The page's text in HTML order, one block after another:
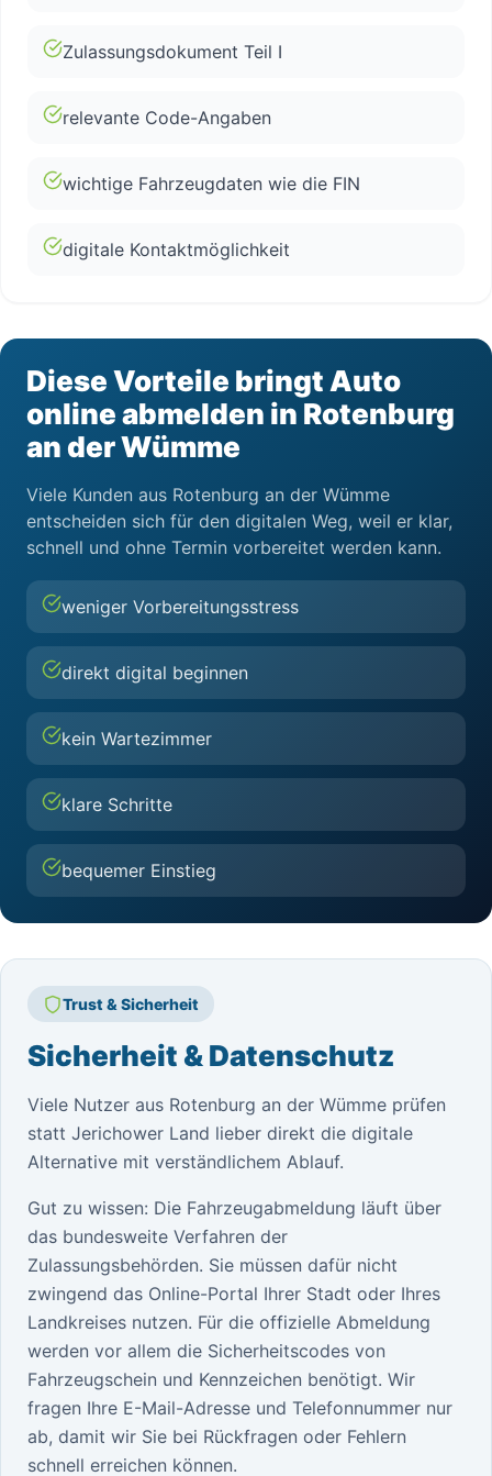
Zulassungsdokument Teil I
relevante Code-Angaben
wichtige Fahrzeugdaten wie die FIN
digitale Kontaktmöglichkeit
Diese Vorteile bringt Auto
online abmelden in Rotenburg
an der Wümme
Viele Kunden aus Rotenburg an der Wümme
entscheiden sich für den digitalen Weg, weil er klar,
schnell und ohne Termin vorbereitet werden kann.
weniger Vorbereitungsstress
direkt digital beginnen
kein Wartezimmer
klare Schritte
bequemer Einstieg
Trust & Sicherheit
Sicherheit & Datenschutz
Viele Nutzer aus Rotenburg an der Wümme prüfen
statt Jerichower Land lieber direkt die digitale
Alternative mit verständlichem Ablauf.
Gut zu wissen: Die Fahrzeugabmeldung läuft über
das bundesweite Verfahren der
Zulassungsbehörden. Sie müssen dafür nicht
zwingend das Online-Portal Ihrer Stadt oder Ihres
Landkreises nutzen. Für die offizielle Abmeldung
werden vor allem die Sicherheitscodes von
Fahrzeugschein und Kennzeichen benötigt. Wir
fragen Ihre E-Mail-Adresse und Telefonnummer nur
ab, damit wir Sie bei Rückfragen oder Fehlern
schnell erreichen können.